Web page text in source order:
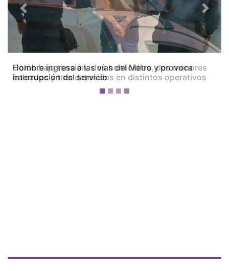
Colón bajo tensión: dos homicidios, dos menores
baleados y tres detenidos en distintos operativos
Previous Next